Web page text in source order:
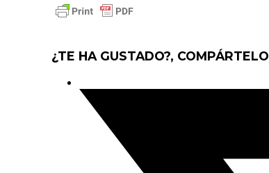
¿TE HA GUSTADO?, COMPÁRTELO